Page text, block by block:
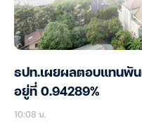
ธปท.เผยผลตอบแทนพั
อยู่ที่ 0.94289%
10:08 น.